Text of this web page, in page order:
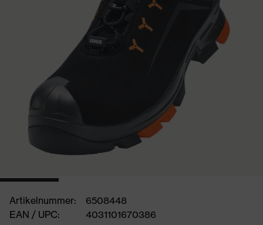
Artikelnummer:
6508448
EAN / UPC:
4031101670386